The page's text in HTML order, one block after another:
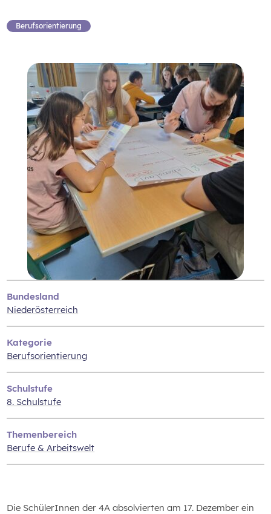
Berufsorientierung
Bundesland
Niederösterreich
Kategorie
Berufsorientierung
Schulstufe
8. Schulstufe
Themenbereich
Berufe & Arbeitswelt
Die SchülerInnen der 4A absolvierten am 17. Dezember ein